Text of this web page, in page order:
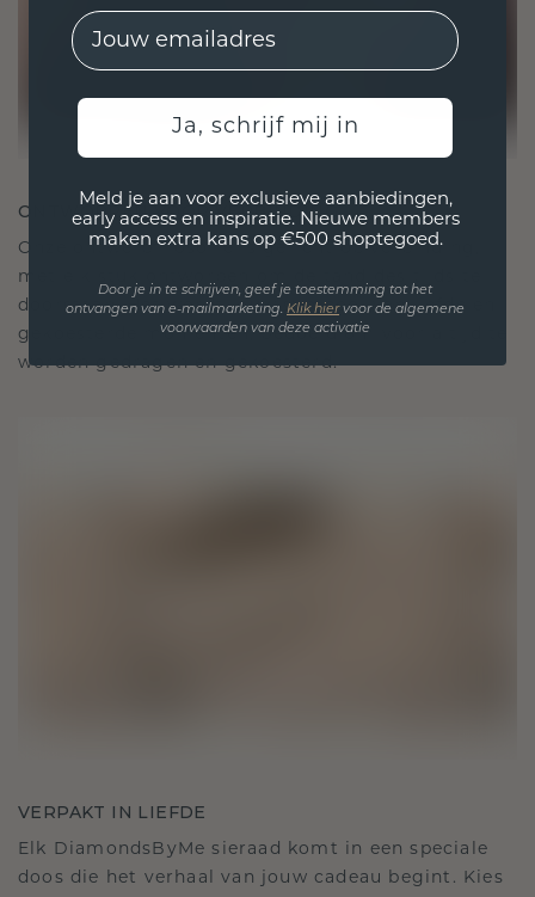
ONTWORPEN VOOR VERBINDING
Onze ontwerpfilosofie is gericht op verbinding,
met elk stuk ontworpen om de tand des tijds te
doorstaan. Het wordt jouw symbool van liefde en
gekoesterde momenten, bedoeld om voor altijd te
worden gedragen en gekoesterd.
VERPAKT IN LIEFDE
Elk DiamondsByMe sieraad komt in een speciale
doos die het verhaal van jouw cadeau begint. Kies
EMail
Ja, schrijf mij in
Meld je aan voor exclusieve aanbiedingen,
early access en inspiratie. Nieuwe members
maken extra kans op €500 shoptegoed.
Door je in te schrijven, geef je toestemming tot het
ontvangen van e-mailmarketing. Klik hiervoor de algemene
voorwaarden van deze activatie